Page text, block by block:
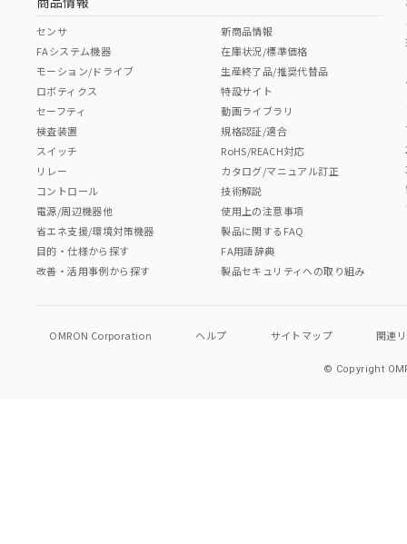
センサ
FAシステム機器
モーション/ドライブ
ロボティクス
セーフティ
検査装置
スイッチ
リレー
コントロール
電源/周辺機器他
省エネ支援/環境対策機器
目的・仕様から探す
改善・活用事例から探す
新商品情報
在庫状況/標準価格
生産終了品/推奨代替品
特設サイト
動画ライブラリ
規格認証/適合
RoHS/REACH対応
カタログ/マニュアル訂正
技術解説
使用上の注意事項
製品に関するFAQ
FA用語辞典
製品セキュリティへの取り組み
OMRON Corporation ヘルプ サイトマップ 関連
© Copyright